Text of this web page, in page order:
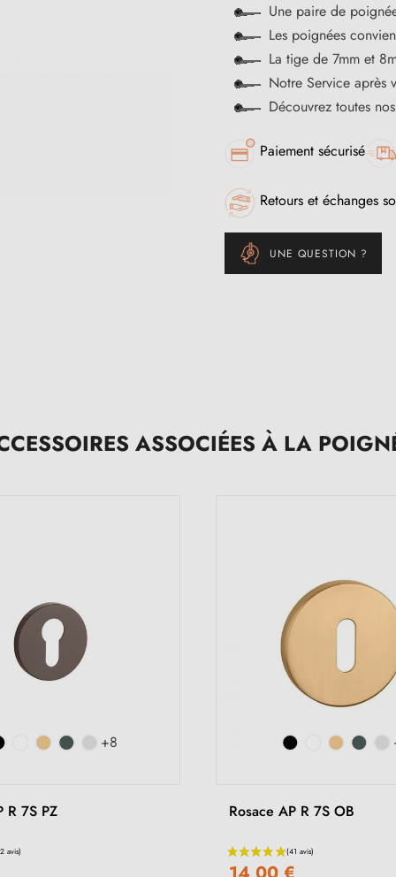
Une paire de
Les poignées
La tige de 7mm et
Notre Service après
Découvrez toutes
Paiement sécurisé
Retours et échanges
UNE QUESTION ?
ASSOCIÉES À LA
+8
R 7S PZ Rosace AP R 7S OB